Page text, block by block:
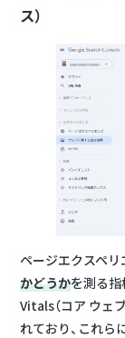
ス）
ページエクスペリ
かどうかを測る
Vitals（コア ウェ
れており、これ